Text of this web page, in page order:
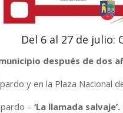
Del 6 al 27 de julio:
después de dos
y en la Plaza Nacional
– ‘La llamada salvaje’.